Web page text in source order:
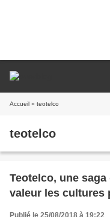
Accueil » teotelco
teotelco
Teotelco, une
valeur les cultures
Publié le 25/08/2018 à 19:22